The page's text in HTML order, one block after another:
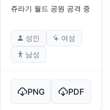
쥬라기 월드 공원 공격 중
성인
여성
남성
PNG PDF